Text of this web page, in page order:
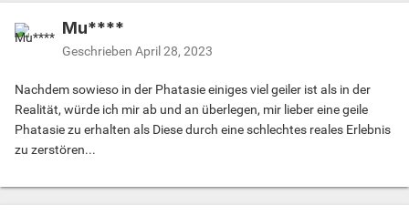
Mu****
Geschrieben April 28, 2023
Nachdem sowieso in der Phatasie einiges viel geiler ist als in der
Realität, würde ich mir ab und an überlegen, mir lieber eine geile
Phatasie zu erhalten als Diese durch eine schlechtes reales Erlebnis
zu zerstören...